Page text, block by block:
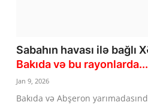
Sabahın havası ilə bağlı
Bakıda və bu rayonlarda...
Jan 9, 2026
Bakıda və Abşeron